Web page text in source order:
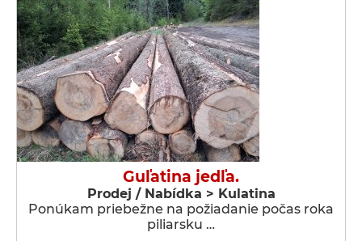
Guľatina jedľa.
Prodej / Nabídka > Kulatina
Ponúkam priebežne na požiadanie počas roka
piliarsku …